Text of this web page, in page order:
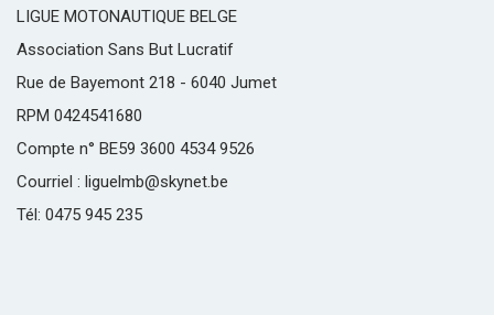
LIGUE MOTONAUTIQUE BELGE
Association Sans But Lucratif
Rue de Bayemont 218 - 6040 Jumet
RPM 0424541680
Compte n° BE59 3600 4534 9526
Courriel : liguelmb@skynet.be
Tél: 0475 945 235